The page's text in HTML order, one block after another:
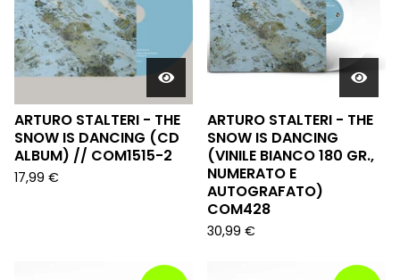
ARTURO STALTERI - THE
SNOW IS DANCING (CD
ALBUM) // COM1515-2
17,99 €
ARTURO STALTERI - THE
SNOW IS DANCING
(VINILE BIANCO 180 GR.,
NUMERATO E
AUTOGRAFATO)
COM428
30,99 €